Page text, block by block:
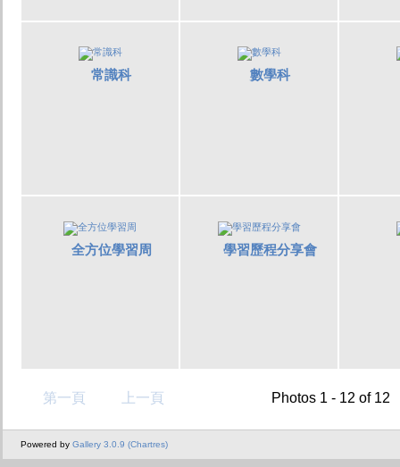
常識科 數學科
全方位學習周 學習歷程分享會
第一頁 上一頁 Photos 1 - 12 of 12
Powered by Gallery 3.0.9 (Chartres)